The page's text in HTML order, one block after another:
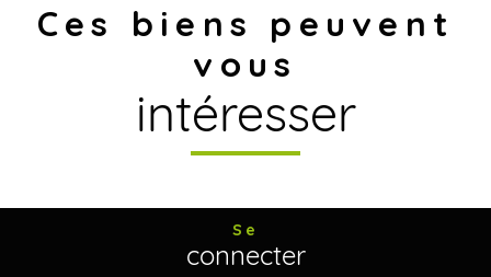
Ces biens peuvent
vous
intéresser
Se
connecter